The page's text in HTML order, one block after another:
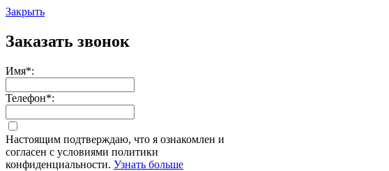
Закрыть
Заказать звонок
Имя*:
Телефон*:
Настоящим подтверждаю, что я ознакомлен и
согласен с условиями политики
конфиденциальности. Узнать больше